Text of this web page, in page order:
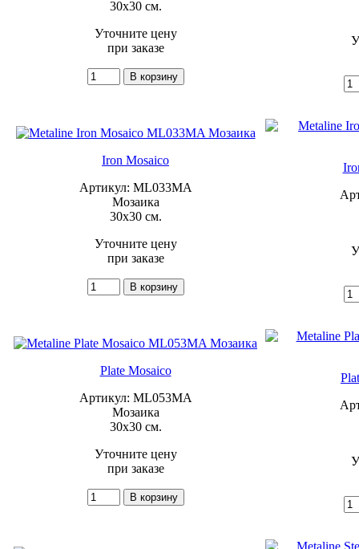
30x30 см.
Уточните цену
при заказе
Iron Mosaico
Артикул: ML033MA
Мозаика
30x30 см.
Уточните цену
при заказе
Plate Mosaico
Артикул: ML053MA
Мозаика
30x30 см.
Уточните цену
при заказе